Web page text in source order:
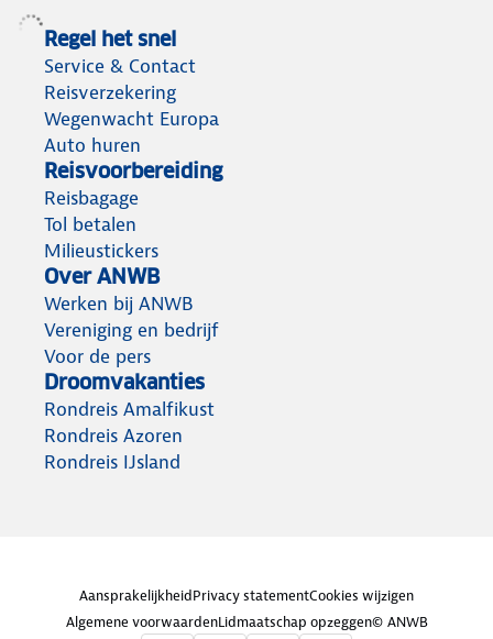
Regel het snel
Service & Contact
Reisverzekering
Wegenwacht Europa
Auto huren
Reisvoorbereiding
Reisbagage
Tol betalen
Milieustickers
Over ANWB
Werken bij ANWB
Vereniging en bedrijf
Voor de pers
Droomvakanties
Rondreis Amalfikust
Rondreis Azoren
Rondreis IJsland
AansprakelijkheidPrivacy statementCookies wijzigen
Algemene voorwaardenLidmaatschap opzeggen© ANWB